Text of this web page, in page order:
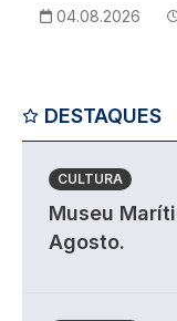
04.08.2026
DESTAQUES
CULTURA
Museu
Agosto.